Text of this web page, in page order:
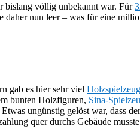
bislang völlig unbekannt war. Für
daher nun leer – was für eine
gab es hier sehr viel Holzspielzeug
bunten Holzfiguren, Sina-
ungünstig gelöst war, dass
quer durchs Gebäude